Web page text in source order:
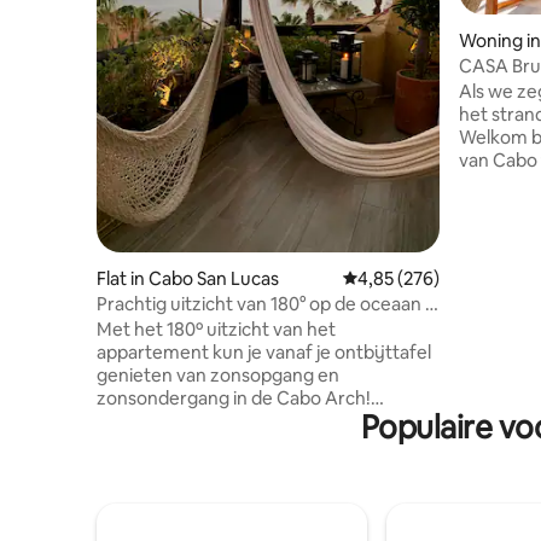
Flat in Cabo San Lucas Gemiddelde
4,85 (276)
Prachtig uitzicht van 180° op de oceaan ·
Privéterras en strand
Met het 180º uitzicht van het
appartement kun je vanaf je ontbijttafel
genieten van zonsopgang en
zonsondergang in de Cabo Arch!
Terrasontwerp biedt intimiteit en
ontsnapping. Ideaal voor een romantisch
Woning
CASA
Massage.
Als we
het
Welkom
van
hier om
Populaire